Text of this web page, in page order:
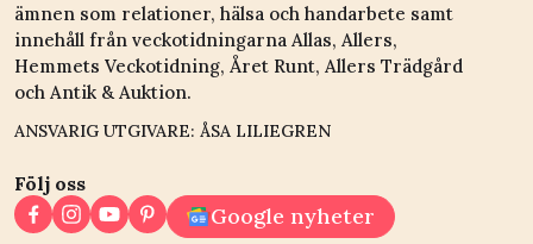
ämnen som relationer, hälsa och handarbete samt
innehåll från veckotidningarna Allas, Allers,
Hemmets Veckotidning, Året Runt, Allers Trädgård
och Antik & Auktion.
ANSVARIG UTGIVARE: ÅSA LILIEGREN
Följ oss
Google nyheter